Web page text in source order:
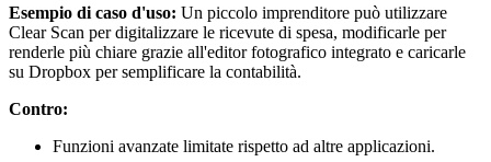
Esempio di caso d'uso: Un piccolo imprenditore può utilizzare
Clear Scan per digitalizzare le ricevute di spesa, modificarle per
renderle più chiare grazie all'editor fotografico integrato e caricarle
su Dropbox per semplificare la contabilità.
Contro:
Funzioni avanzate limitate rispetto ad altre applicazioni.